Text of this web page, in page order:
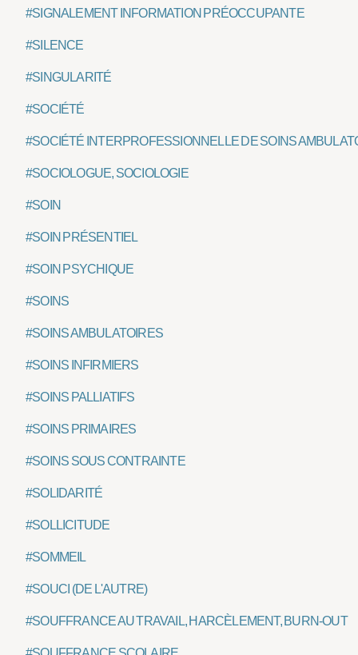
#SIGNALEMENT INFORMATION PRÉOCCUPANTE
#SILENCE
#SINGULARITÉ
#SOCIÉTÉ
#SOCIÉTÉ INTERPROFESSIONNELLE DE SOINS
#SOCIOLOGUE, SOCIOLOGIE
#SOIN
#SOIN PRÉSENTIEL
#SOIN PSYCHIQUE
#SOINS
#SOINS AMBULATOIRES
#SOINS INFIRMIERS
#SOINS PALLIATIFS
#SOINS PRIMAIRES
#SOINS SOUS CONTRAINTE
#SOLIDARITÉ
#SOLLICITUDE
#SOMMEIL
#SOUCI (DE L'AUTRE)
#SOUFFRANCE AU TRAVAIL, HARCÈLEMENT, BURN-OUT